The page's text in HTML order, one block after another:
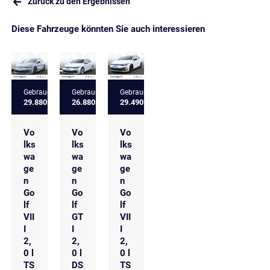
Diese Fahrzeuge könnten Sie auch interessieren
Gebrauchtfahrzeug
29.880 €
Vo
lks
wa
ge
n
Go
lf
VII
I
2,
0 l
TS
Gebrauchtfahrzeug
26.880 €
Vo
lks
wa
ge
n
Go
lf
GT
I
2,
0 l
DS
Gebrauchtfahrzeug
29.490 €
Vo
lks
wa
ge
n
Go
lf
VII
I
2,
0 l
TS